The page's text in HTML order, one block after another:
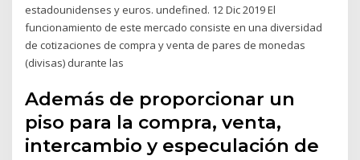
estadounidenses y euros. undefined. 12 Dic 2019 El
funcionamiento de este mercado consiste en una diversidad
de cotizaciones de compra y venta de pares de monedas
(divisas) durante las
Además de proporcionar un
piso para la compra, venta,
intercambio y especulación de